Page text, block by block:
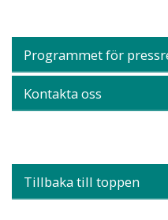
Programmet för
Kontakta oss
Tillbaka till toppen